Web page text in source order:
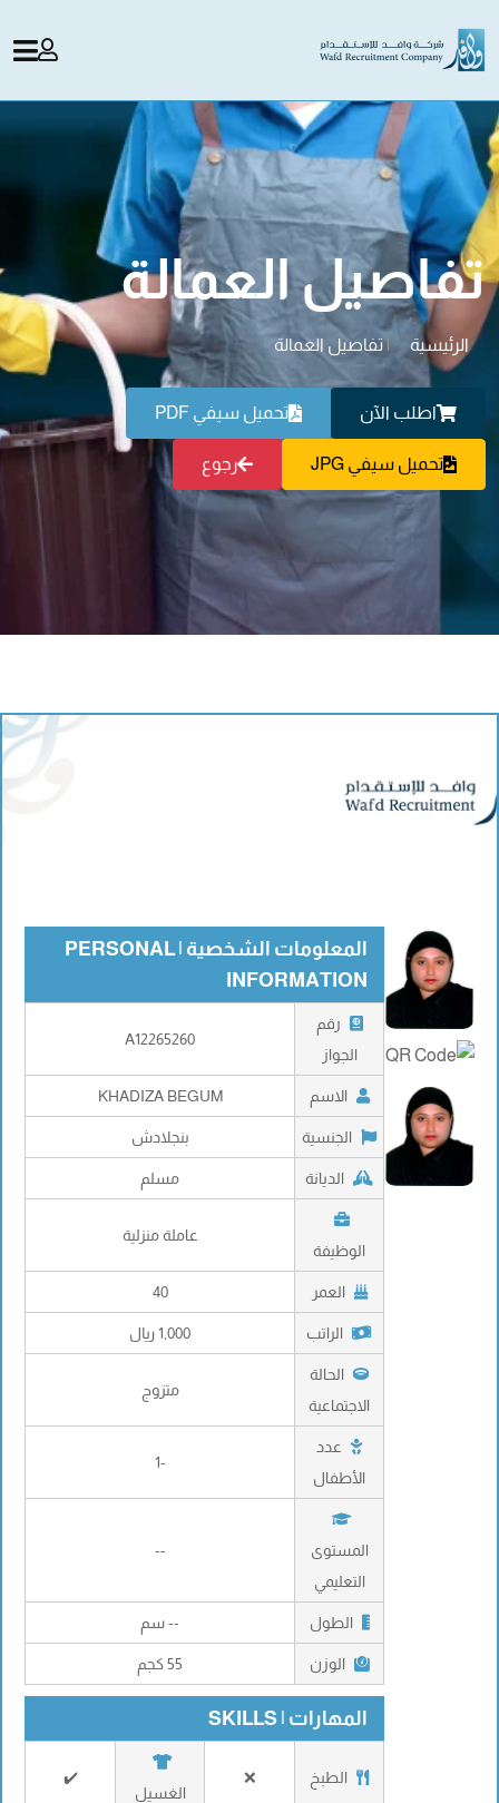
تفاصيل العمالة
الرئيسية |تفاصيل العمالة
اطلب الآن تحميل سيفي PDF
تحميل سيفي JPG رجوع
المعلومات الشخصية | PERSONAL
INFORMATION
رقم
الجواز
A12265260
الاسم KHADIZA BEGUM
الجنسية بنجلادش
الديانة مسلم
الوظيفة
عاملة منزلية
العمر 40
الراتب 1,000 ريال
الحالة
الاجتماعية
متزوج
عدد
الأطفال
-1
المستوى
التعليمي
--
الطول -- سم
الوزن 55 كجم
المهارات | SKILLS
الطبخ
❌
الغسيل
✔️